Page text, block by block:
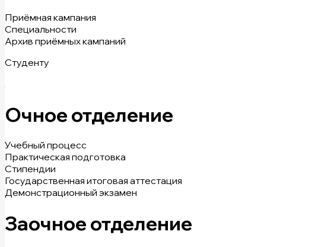
Приёмная кампания
Специальности
Архив приёмных кампаний
Студенту
Очное отделение
Учебный процесс
Практическая подготовка
Стипендии
Государственная итоговая аттестация
Демонстрационный экзамен
Заочное отделение